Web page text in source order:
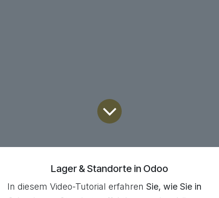
Lager & Standorte in Odoo
In diesem Video-Tutorial erfahren Sie, wie Sie in